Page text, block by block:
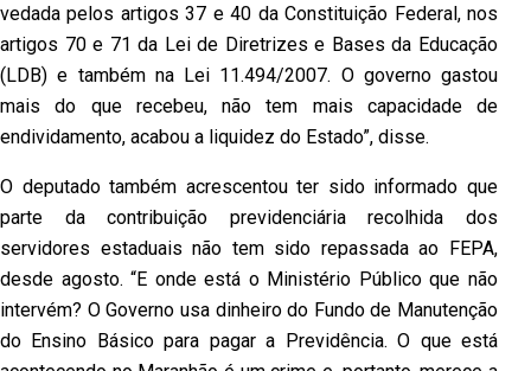
vedada pelos artigos 37 e 40 da Constituição Federal, nos
artigos 70 e 71 da Lei de Diretrizes e Bases da Educação
(LDB) e também na Lei 11.494/2007. O governo gastou
mais do que recebeu, não tem mais capacidade de
endividamento, acabou a liquidez do Estado”, disse.
O deputado também acrescentou ter sido informado que
parte da contribuição previdenciária recolhida dos
servidores estaduais não tem sido repassada ao FEPA,
desde agosto. “E onde está o Ministério Público que não
intervém? O Governo usa dinheiro do Fundo de Manutenção
do Ensino Básico para pagar a Previdência. O que está